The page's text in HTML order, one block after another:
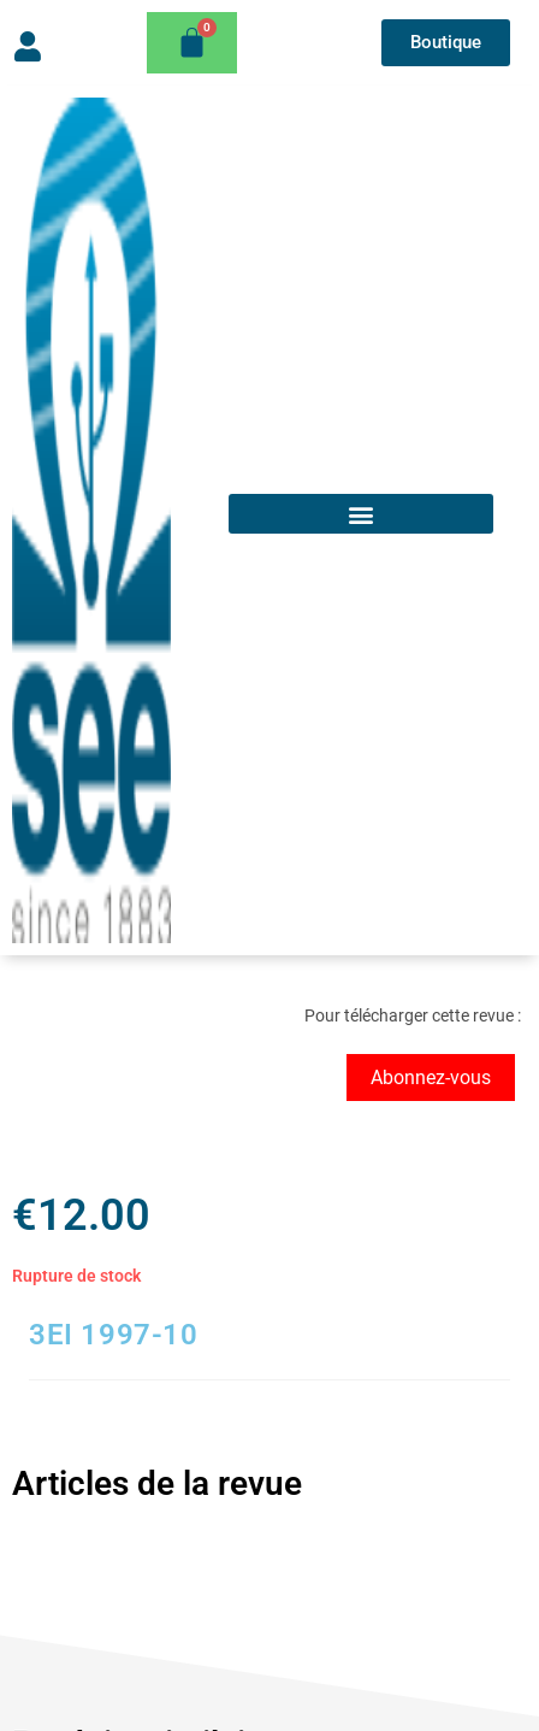
Boutique
Pour télécharger cette revue :
Abonnez-vous
€12.00
Rupture de stock
3EI 1997-10
Articles de la revue